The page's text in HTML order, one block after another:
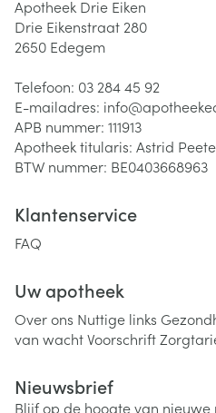
Apotheek Drie Eiken
Drie Eikenstraat 280
2650 Edegem
Telefoon: 03 284 45 92
E-mailadres: info@
APB nummer: 111913
Apotheek titularis: Astrid
BTW nummer: BE0403668963
Klantenservice
FAQ
Uw apotheek
Over ons Nuttige links
van wachtVoorschrift
Nieuwsbrief
Blijf op de hoogte van